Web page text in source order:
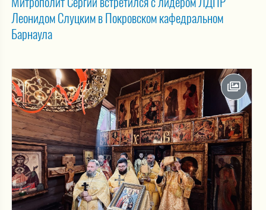
Леонидом Слуцким в Покровском кафедральном
Барнаула